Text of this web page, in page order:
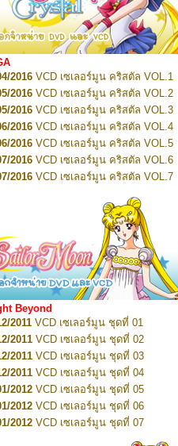
Pretty Guardian Sailor Moon
1
Pretty Guardian Sailor Moon
2
Pretty Guardian Sailor Moon
3
Pretty Guardian Sailor Moon
4
Pretty Guardian Sailor Moon
5
Pretty Guardian Sailor Moon
6
Pretty Guardian Sailor Moon
7
Pretty Guardian Sailor Moon
Pretty Guardian Sailor Moon
Pretty Guardian Sailor Moon
10
2026Code Name: Sailor V 1
2026Code Name: Sailor V 2
2016 VCD เซเลอร์มูน คริสตัล VOL.1
2016 VCD เซเลอร์มูน คริสตัล VOL.2
2016 VCD เซเลอร์มูน คริสตัล VOL.3
2016 VCD เซเลอร์มูน คริสตัล VOL.4
2016 VCD เซเลอร์มูน คริสตัล VOL.5
2016 VCD เซเลอร์มูน คริสตัล VOL.6
2016 VCD เซเลอร์มูน คริสตัล VOL.7
VCD เซเลอร์มูน คริสตัล VOL.9
VCD เซเลอร์มูน คริสตัล VOL.10
2016
VCD เซเลอร์มูน คริสตัล VOL.11
2016VCD เซเลอร์มูน คริสตัล VOL.12
2016VCD เซเลอร์มูน คริสตัล VOL.13
2016 DVD เซเลอร์มูน คริสตัล VOL.1
2016DVD เซเลอร์มูน คริสตัล VOL.2
2016 DVD เซเลอร์มูน คริสตัล VOL.3
2016 DVD เซเลอร์มูน คริสตัล VOL.4
2016 DVD เซเลอร์มูน คริสตัล VOL.5
2016 DVD เซเลอร์มูน คริสตัล VOL.6
2016DVD เซเลอร์มูน คริสตัล VOL.7
2016DVD เซเลอร์มูน คริสตัล VOL.8
2017 DVD เซเลอร์มูน คริสตัล Box-Set
Beyond
2011 VCD เซเลอร์มูน ชุดที่ 01
2011 VCD เซเลอร์มูน ชุดที่ 02
2011 VCD เซเลอร์มูน ชุดที่ 03
2011 VCD เซเลอร์มูน ชุดที่ 04
2012 VCD เซเลอร์มูน ชุดที่ 05
2012 VCD เซเลอร์มูน ชุดที่ 06
2012 VCD เซเลอร์มูน ชุดที่ 07
VCD เซเลอร์มูน ชุดที่ 08